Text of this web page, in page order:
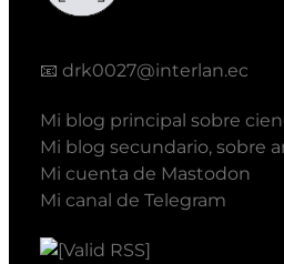
📧 drk0027@interlan.ec
Mi blog principal sobre
Mi blog secundario, sobre
Mi cuenta de Mastodon
Mi canal de Telegram